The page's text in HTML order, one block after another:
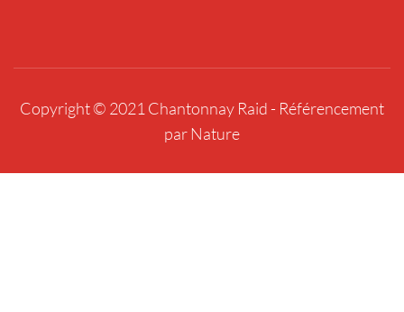
Copyright © 2021 Chantonnay Raid - Référencement
par Nature